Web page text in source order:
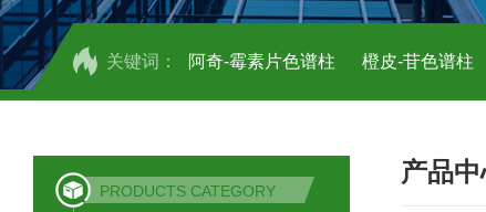
关键词： 阿奇-霉素片色谱柱 橙皮-苷色谱柱
COSMOSIL 1.8PBr五溴苯基色谱柱
PRODUCTS CATEGORY
产品